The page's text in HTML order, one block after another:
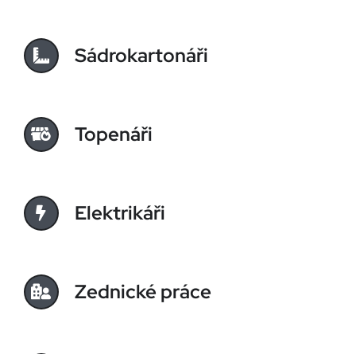
Sádrokartonáři
Topenáři
Elektrikáři
Zednické práce